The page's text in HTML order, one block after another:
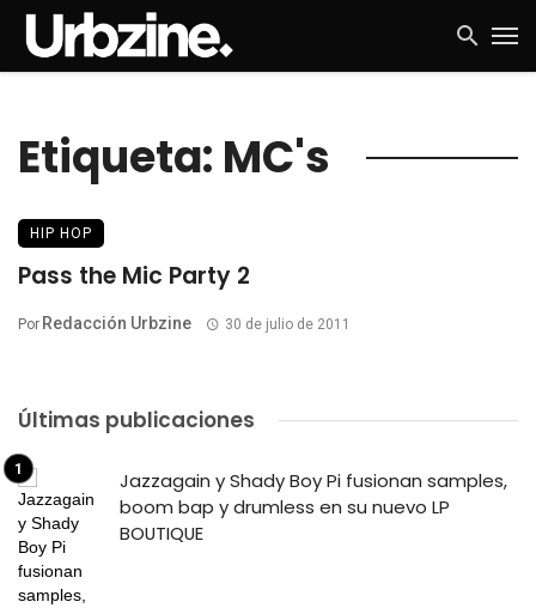
Etiqueta: MC's
HIP HOP
Pass the Mic Party 2
Por Redacción Urbzine 30 de julio de 2011
Últimas publicaciones
Jazzagain y Shady Boy Pi fusionan samples,
boom bap y drumless en su nuevo LP
BOUTIQUE